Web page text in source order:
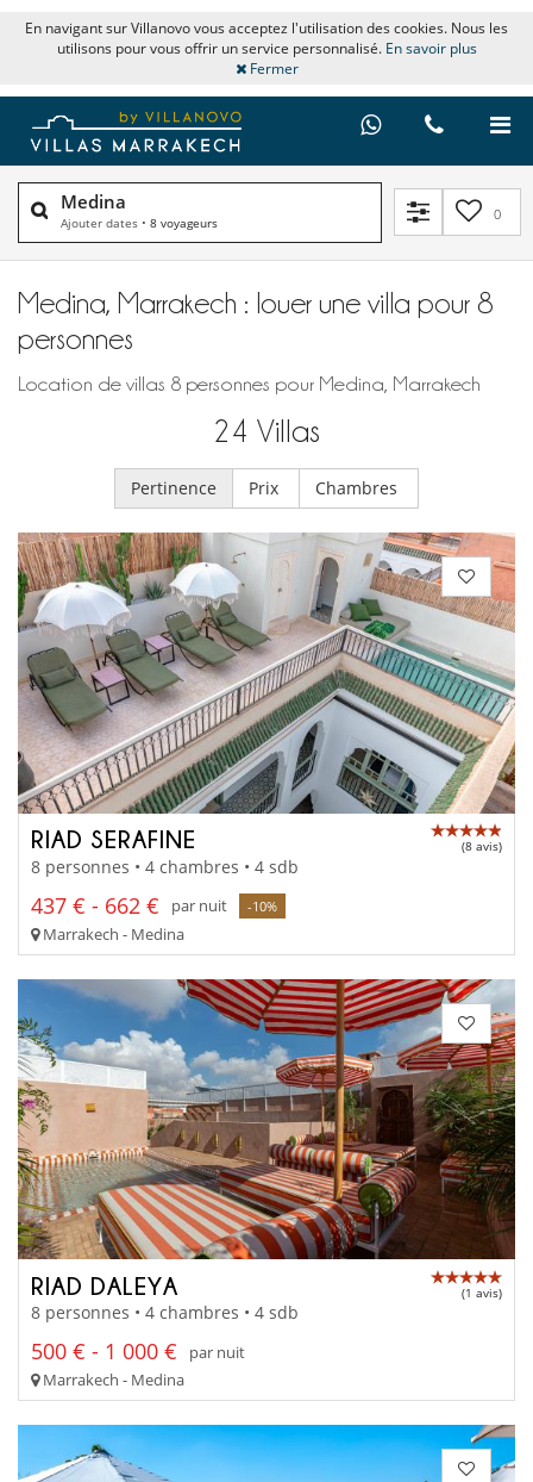
En navigant sur Villanovo vous acceptez l'utilisation des cookies. Nous les
utilisons pour vous offrir un service personnalisé. En savoir plus
Fermer
Medina
Ajouter dates • 8 voyageurs 0
Medina, Marrakech : louer une villa pour 8
personnes
Location de villas 8 personnes pour Medina, Marrakech
24 Villas
Pertinence Prix Chambres
RIAD SERAFINE (8 avis)
8 personnes • 4 chambres • 4 sdb
437 € - 662 € par nuit -10%
Marrakech - Medina
RIAD DALEYA (1 avis)
8 personnes • 4 chambres • 4 sdb
500 € - 1 000 €
par nuit
Marrakech - Medina